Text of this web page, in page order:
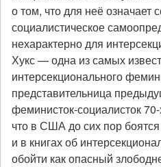
о том, что для неё означает
социалистическое
нехарактерно для
Хукс — одна из самых
интерсекционального
представительница
феминисток-социалисток
что в США до сих пор
и в книгах об
обойти как опасный